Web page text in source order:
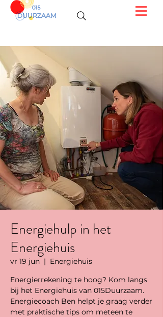
Energiehulp in het
Energiehuis
vr 19 jun
  |
Energiehuis
Energierrekening te hoog? Kom langs
bij het Energiehuis van 015Duurzaam.
Energiecoach Ben helpt je graag verder
met praktische tips om meteen te